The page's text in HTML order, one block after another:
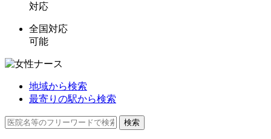
対応
全国対応
可能
地域から検索
最寄りの駅から検索